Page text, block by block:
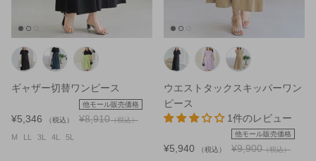
ギャザー切替ワンピース
¥5,346 （税込）
他モール販売価格
¥8,910（税込）
M LL 3L 4L 5L
ウエストタックスキッパーワン
ピース
1件のレビュー
¥5,940 （税込）
他モール販売価格
¥9,900（税込）